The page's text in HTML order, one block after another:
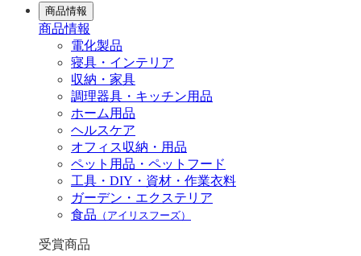
商品情報
商品情報
電化製品
寝具・インテリア
収納・家具
調理器具・キッチン用品
ホーム用品
ヘルスケア
オフィス収納・用品
ペット用品・ペットフード
工具・DIY・資材・作業衣料
ガーデン・エクステリア
食品 （アイリスフーズ）
受賞商品